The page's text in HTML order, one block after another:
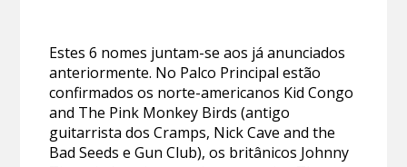
Estes 6 nomes juntam-se aos já anunciados
anteriormente. No Palco Principal estão
confirmados os norte-americanos Kid Congo
and The Pink Monkey Birds (antigo
guitarrista dos Cramps, Nick Cave and the
Bad Seeds e Gun Club), os britânicos Johnny